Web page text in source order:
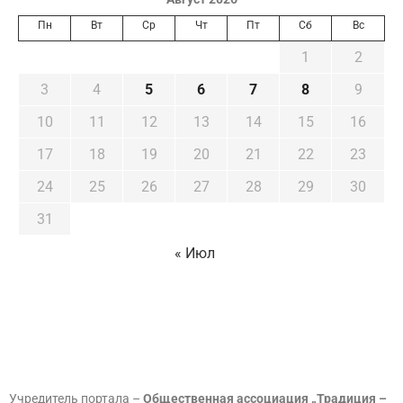
Пн Вт Ср Чт Пт Сб Вс
1
2
3
4 5 6 7 8
9
10
11 12 13 14 15
16
17
18 19 20 21 22
23
24
25 26 27 28 29
30
31
« Июл
Учредитель портала – Общественная ассоциация „Традиция –